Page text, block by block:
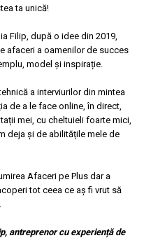
ta unică!
Filip, după o idee din 2019,
afaceri a oamenilor de succes
model și inspirație.
a interviurilor din mintea
de a le face online, în direct,
mei, cu cheltuieli foarte mici,
deja și de abilitățile mele de
Afaceri pe Plus dar a
tot ceea ce aș fi vrut să
antreprenor cu experiență de